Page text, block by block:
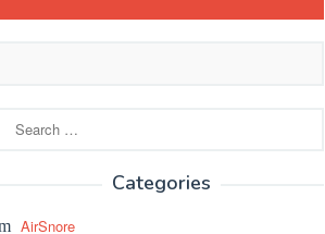
for:
Categories
AirSnore